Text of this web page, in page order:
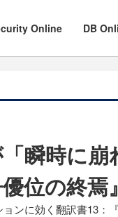
Online DB
瞬時に
位の終焉』
ョンに効く翻訳書13